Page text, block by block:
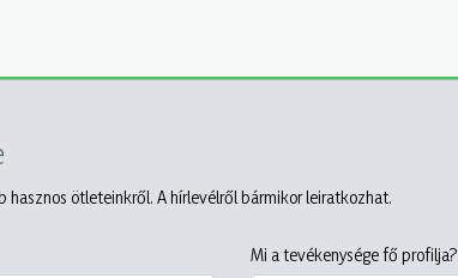
ötleteinkről. A hírlevélről bármikor leiratkozhat.
Mi a tevékenysége fő profilja?